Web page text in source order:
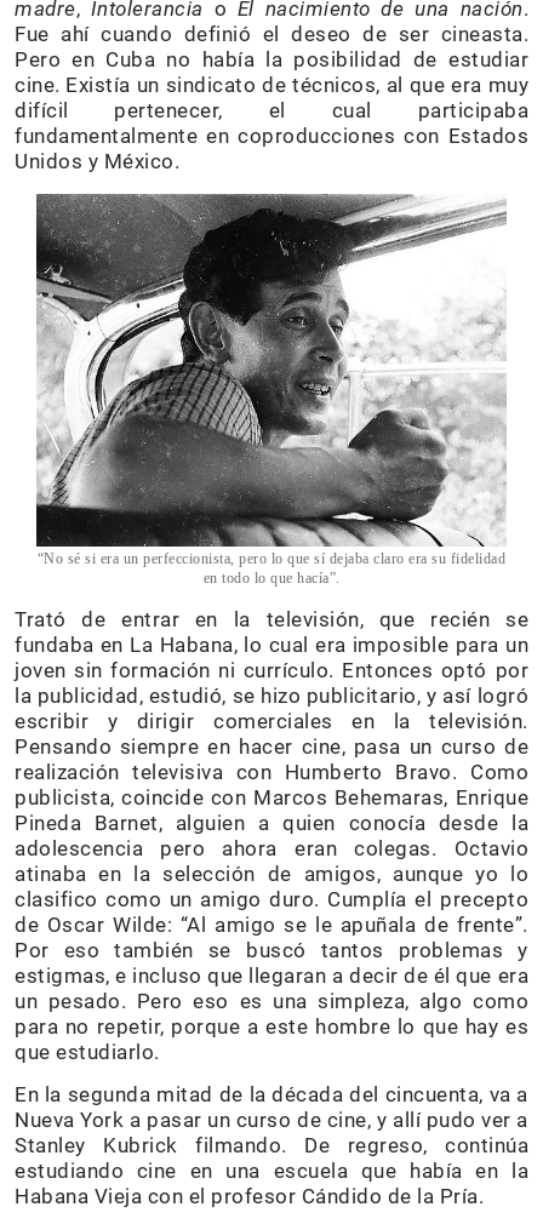
madre, Intolerancia o El nacimiento de una nación.
Fue ahí cuando definió el deseo de ser cineasta.
Pero en Cuba no había la posibilidad de estudiar
cine. Existía un sindicato de técnicos, al que era muy
difícil pertenecer, el cual participaba
fundamentalmente en coproducciones con Estados
Unidos y México.
“No sé si era un perfeccionista, pero lo que sí dejaba claro era su fidelidad
en todo lo que hacía”.
Trató de entrar en la televisión, que recién se
fundaba en La Habana, lo cual era imposible para un
joven sin formación ni currículo. Entonces optó por
la publicidad, estudió, se hizo publicitario, y así logró
escribir y dirigir comerciales en la televisión.
Pensando siempre en hacer cine, pasa un curso de
realización televisiva con Humberto Bravo. Como
publicista, coincide con Marcos Behemaras, Enrique
Pineda Barnet, alguien a quien conocía desde la
adolescencia pero ahora eran colegas. Octavio
atinaba en la selección de amigos, aunque yo lo
clasifico como un amigo duro. Cumplía el precepto
de Oscar Wilde: “Al amigo se le apuñala de frente”.
Por eso también se buscó tantos problemas y
estigmas, e incluso que llegaran a decir de él que era
un pesado. Pero eso es una simpleza, algo como
para no repetir, porque a este hombre lo que hay es
que estudiarlo.
En la segunda mitad de la década del cincuenta, va a
Nueva York a pasar un curso de cine, y allí pudo ver a
Stanley Kubrick filmando. De regreso, continúa
estudiando cine en una escuela que había en la
Habana Vieja con el profesor Cándido de la Pría.